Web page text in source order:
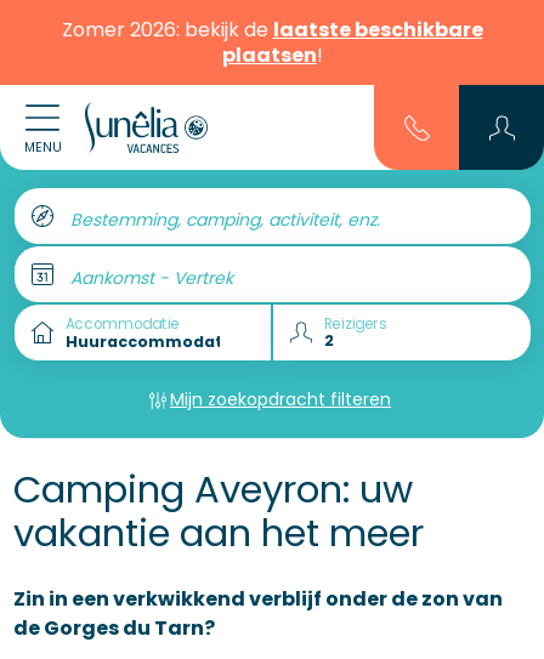
Zomer 2026: bekijk de laatste beschikbare
plaatsen!
MENU
Bestemming, camping, activiteit, enz.
Aankomst - Vertrek
Accommodatie Reizigers
Mijn zoekopdracht filteren
Camping Aveyron: uw
vakantie aan het meer
Zin in een verkwikkend verblijf onder de zon van
de Gorges du Tarn?